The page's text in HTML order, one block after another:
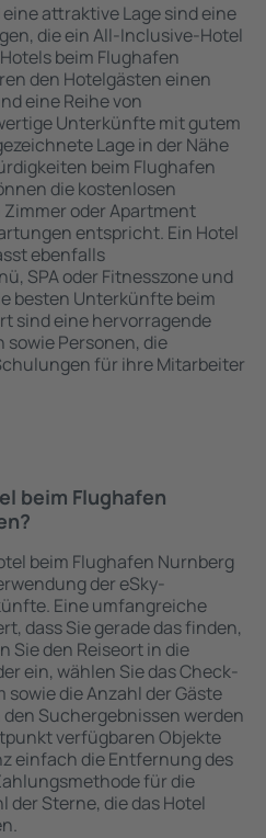
attraktive Lage sind eine
die ein All-Inclusive-Hotel
beim Flughafen
den Hotelgästen einen
eine Reihe von
Unterkünfte mit gutem
Lage in der Nähe
beim Flughafen
die kostenlosen
oder Apartment
entspricht. Ein Hotel
ebenfalls
SPA oder Fitnesszone und
besten Unterkünfte beim
sind eine hervorragende
sowie Personen, die
für ihre Mitarbeiter
beim Flughafen
beim Flughafen Nurnberg
der eSky-
Eine umfangreiche
dass Sie gerade das finden,
Sie den Reiseort in die
ein, wählen Sie das Check-
die Anzahl der Gäste
Suchergebnissen werden
verfügbaren Objekte
einfach die Entfernung des
für die
der Sterne, die das Hotel